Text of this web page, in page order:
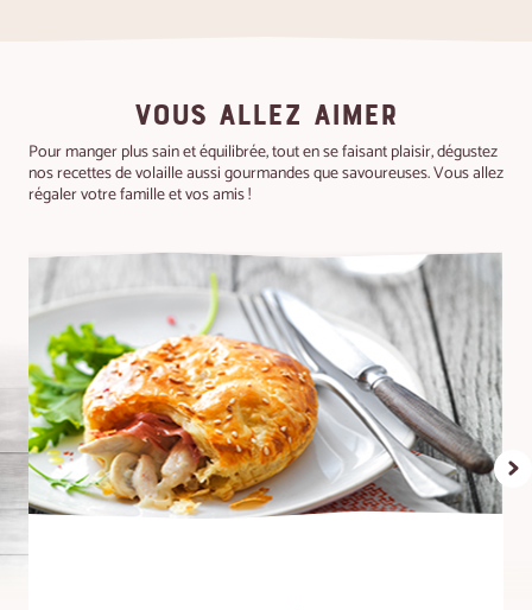
VOUS ALLEZ AIMER
Pour manger plus sain et équilibrée, tout en se faisant plaisir, dégustez
nos recettes de volaille aussi gourmandes que savoureuses. Vous allez
régaler votre famille et vos amis !